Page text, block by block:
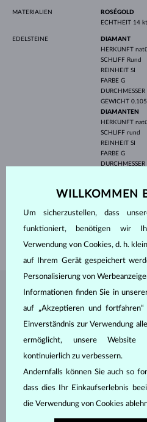
MATERIALIEN
ROSÉGOLD
ECHTHEIT 14
EDELSTEINE
DIAMANT
HERKUNFT
SCHLIFF Rund
REINHEIT SI
FARBE G
DURCHMESSER
GEWICHT
DIAMANTEN
HERKUNFT
SCHLIFF rund
REINHEIT SI
FARBE G
DURCHMESSER
7.10 mm
GEWICHT 1.65 g
SCHMUCK AUS DEM
WILLKOMMEN
Um sicherzustellen, dass
funktioniert, benötigen wir
Verwendung von Cookies, d. h.
auf Ihrem Gerät gespeichert
Personalisierung von
Informationen finden Sie in
auf „Akzeptieren und
Einverständnis zur Verwendung
ermöglicht, unsere Website
kontinuierlich zu verbessern.
Andernfalls können Sie auch so
dass dies Ihr Einkaufserlebnis
die Verwendung von Cookies